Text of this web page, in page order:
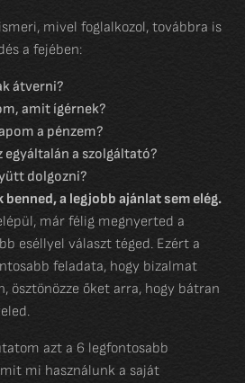
mivel foglalkozol, továbbra is
a fejében:
átverni?
amit ígérnek?
a pénzem?
egyáltalán a szolgáltató?
dolgozni?
benned, a legjobb ajánlat sem elég.
már félig megnyerted a
eséllyel választ téged. Ezért a
feladata, hogy bizalmat
ösztönözze őket arra, hogy bátran
azt a 6 legfontosabb
mi használunk a saját